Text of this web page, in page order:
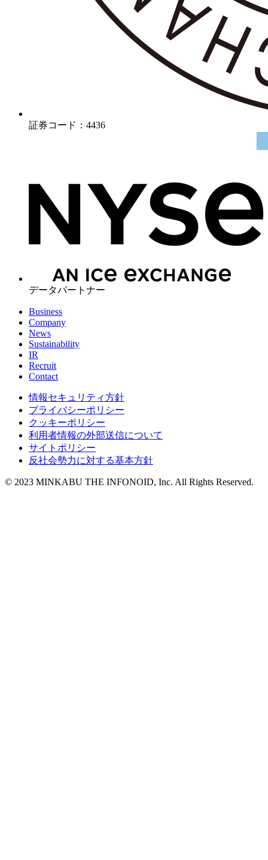
証券コード：4436
データパートナー
Business
Company
News
Sustainability
IR
Recruit
Contact
情報セキュリティ方針
プライバシーポリシー
クッキーポリシー
利用者情報の外部送信について
サイトポリシー
反社会勢力に対する基本方針
© 2023 MINKABU THE INFONOID, Inc. All Rights Reserved.